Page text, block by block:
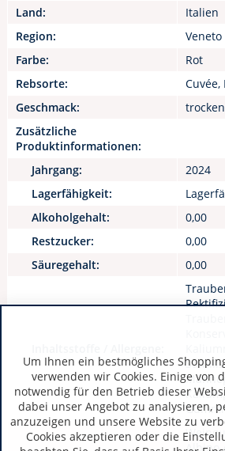
Land:
Italien
Region:
Veneto
Farbe:
Rot
Rebsorte:
Geschmack:
trocken
Zusätzliche
Produktinformationen:
Jahrgang:
2024
Lagerfähigkeit:
Alkoholgehalt:
0,00
Restzucker:
0,00
Säuregehalt:
0,00
Albino
Um Ihnen ein bestmögliches
verwenden wir Cookies. Einige von
notwendig für den Betrieb dieser
dabei unser Angebot zu analysieren,
anzuzeigen und unsere Website zu
Cookies akzeptieren oder die